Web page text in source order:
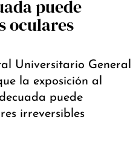
puede
oculares
Universitario General
la exposición al
puede
irreversibles